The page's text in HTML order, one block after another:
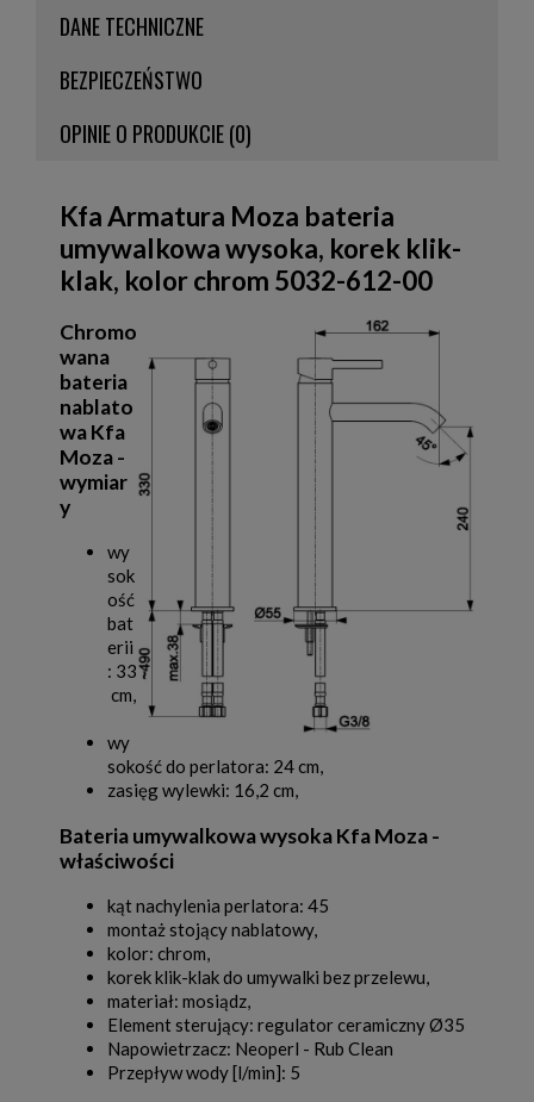
DANE TECHNICZNE
BEZPIECZEŃSTWO
OPINIE O PRODUKCIE (0)
Kfa Armatura Moza bateria
umywalkowa wysoka, korek klik-
klak, kolor chrom 5032-612-00
Chromo
wana
bateria
nablato
wa Kfa
Moza -
wymiar
y
wy
sok
ość
bat
erii
: 33
cm,
wy
sokość do perlatora: 24 cm,
zasięg wylewki: 16,2 cm,
Bateria umywalkowa wysoka Kfa Moza -
właściwości
kąt nachylenia perlatora: 45
montaż stojący nablatowy,
kolor: chrom,
korek klik-klak do umywalki bez przelewu,
materiał: mosiądz,
Element sterujący: regulator ceramiczny Ø35
Napowietrzacz: Neoperl - Rub Clean
Przepływ wody [l/min]: 5